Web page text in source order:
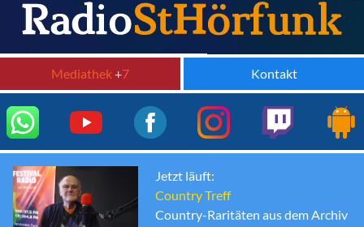
Mediathek+7 Kontakt
Jetzt läuft:
Country Treff
Country-Raritäten aus dem Archiv